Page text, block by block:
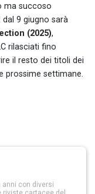
ma succoso
9 giugno sarà
(2025),
rilasciati fino
il resto dei titoli dei
prossime settimane.
anni con diversi